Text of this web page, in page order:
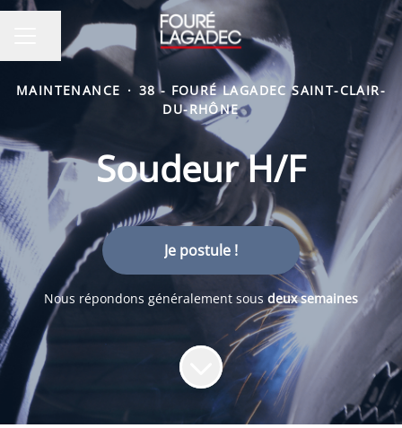
MENU CARRIÈRE
Partager la page
MAINTENANCE · 38 - FOURÉ LAGADEC SAINT-CLAIR-
DU-RHÔNE
Soudeur H/F
Je postule !
Nous répondons généralement sous deux semaines